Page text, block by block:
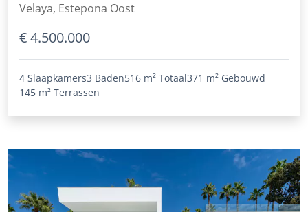
Velaya, Estepona Oost
€ 4.500.000
4 Slaapkamers3 Baden516 m² Totaal371 m² Gebouwd
145 m² Terrassen